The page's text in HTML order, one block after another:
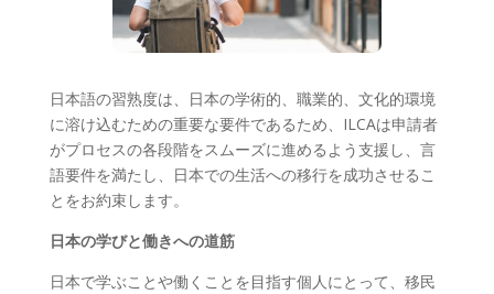
日本語の習熟度は、日本の学術的、職業的、文化的環境
に溶け込むための重要な要件であるため、ILCAは申請者
がプロセスの各段階をスムーズに進めるよう支援し、言
語要件を満たし、日本での生活への移行を成功させるこ
とをお約束します。
日本の学びと働きへの道筋
日本で学ぶことや働くことを目指す個人にとって、移民